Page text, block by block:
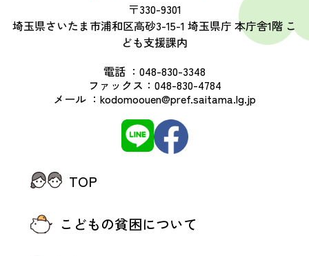
〒330-9301
埼玉県さいたま市浦和区高砂3-15-1 埼玉県庁 本庁舎1階 こ
ども支援課内
電話 ： 048-830-3348
ファックス： 048-830-4784
メール ： kodomoouen@pref.saitama.lg.jp
TOP
こどもの貧困について